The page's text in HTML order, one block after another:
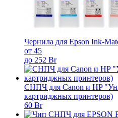
Чернила для Epson Ink-
от 45
до 252 Br
СНПЧ для Canon и HP
картриджных принтеров)
60 Br